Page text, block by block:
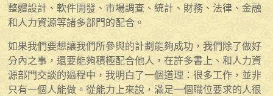
整體設計、軟件開發、市場調查、統計、財務、法律、金融
和人力資源等諸多部門的配合。
如果我們要想讓我們所參與的計劃能夠成功，我們除了做好
分內之事，還要能夠積極配合他人，在許多書上、和人力資
源部門交談的過程中，我明白了一個道理：很多工作，並非
只有一個人能做。從能力上來說，滿足一個職位要求的人很